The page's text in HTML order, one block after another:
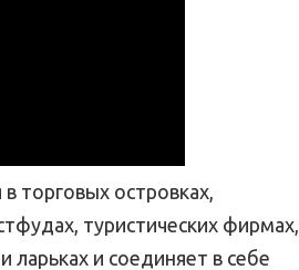
торговых островках,
туристических фирмах,
ларьках и соединяет в себе